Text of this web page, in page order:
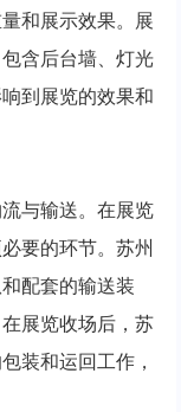
和展示效果。展
含后台墙、灯光
到展览的效果和
与输送。在展览
要的环节。苏州
配套的输送装
展览收场后，苏
装和运回工作，